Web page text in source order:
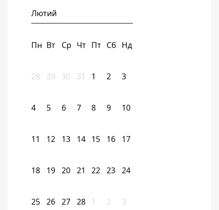
Лютий
Пн Вт Ср Чт Пт Сб Нд
28 29 30 31 1 2 3
4 5 6 7 8 9 10
11 12 13 14 15 16 17
18 19 20 21 22 23 24
25 26 27 28 1 2 3